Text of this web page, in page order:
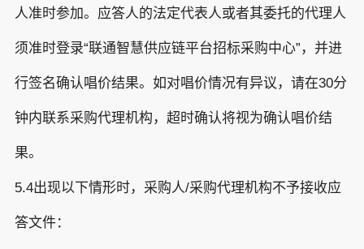
人准时参加。应答人的法定代表人或者其委托的代理人
须准时登录“联通智慧供应链平台招标采购中心”，并进
行签名确认唱价结果。如对唱价情况有异议，请在30分
钟内联系采购代理机构，超时确认将视为确认唱价结
果。
5.4出现以下情形时，采购人/采购代理机构不予接收应
答文件：